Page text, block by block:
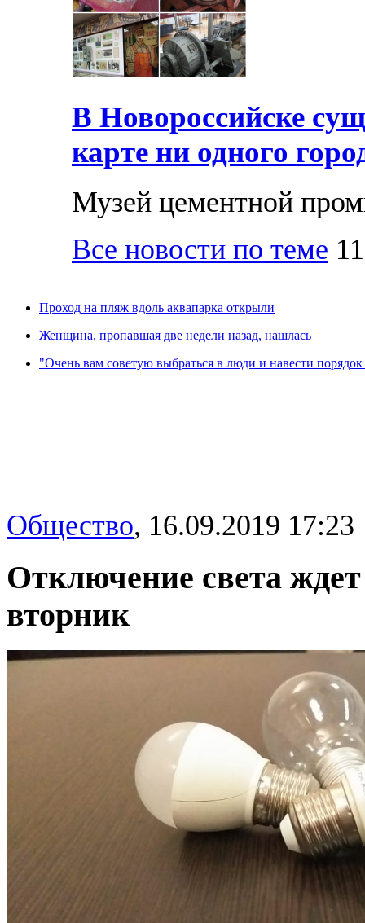
В Новороссийске
карте ни одного
Музей цементной
Все новости по теме
Проход на пляж вдоль аквапарка открыли
Женщина, пропавшая две недели назад, нашлась
"Очень вам советую выбраться в люди и навести
Общество, 16.09.2019 17:23
Отключение света
вторник